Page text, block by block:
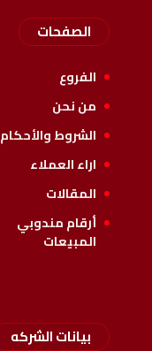
الصفحات
الفروع
من نحن
الشروط والأحكام
اراء العملاء
المقالات
أرقام مندوبي
المبيعات
بيانات الشركه